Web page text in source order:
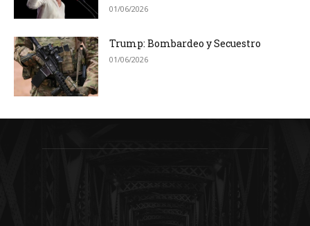
01/06/2026
Trump: Bombardeo y Secuestro
01/06/2026